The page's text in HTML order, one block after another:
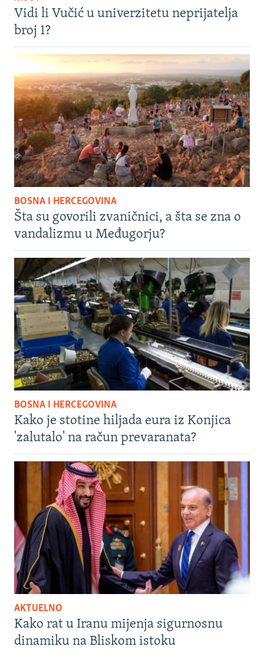
Vidi li Vučić u univerzitetu neprijatelja
broj 1?
BOSNA I HERCEGOVINA
Šta su govorili zvaničnici, a šta se zna o
vandalizmu u Međugorju?
BOSNA I HERCEGOVINA
Kako je stotine hiljada eura iz Konjica
'zalutalo' na račun prevaranata?
AKTUELNO
Kako rat u Iranu mijenja sigurnosnu
dinamiku na Bliskom istoku